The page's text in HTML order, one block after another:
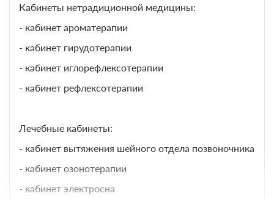
- хронические воспалительные заболевания
мужской половой сферы::
- болезни предстательной железы (хронический
- уретрит и уретрaльный синдром
- эпидидимиты, орхиты
Кабинеты нетрадиционной медицины:
- кабинет ароматерапии
- кабинет гирудотерапии
- кабинет иглорефлексотерапии
- кабинет рефлексотерапии
Лечебные кабинеты:
- кабинет вытяжения шейного отдела позвоночника
- кабинет озонотерапии
- кабинет электросна